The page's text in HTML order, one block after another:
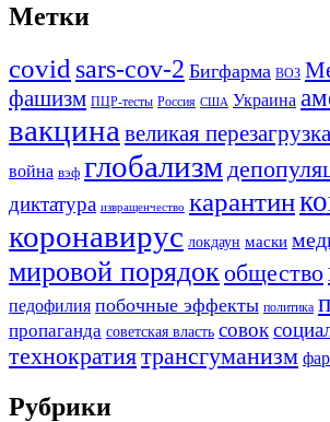
Метки
covid sars-cov-2 Бигфарма ВОЗ
фашизм ПЦР-тесты Россия США Украина
вакцина великая перезагрузка
война вэф глобализм
диктатура извращенчество карантин
коронавирус локдаун маски
мировой порядок общество
педофилия побочные эффекты политика
пропаганда советская власть совок
технократиятрансгуманизм
Рубрики